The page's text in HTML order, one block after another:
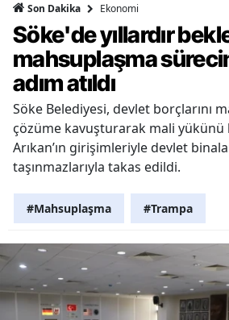
Son Dakika Ekonomi
Söke'de yıllardır
mahsuplaşma
adım atıldı
Söke Belediyesi, devlet borçlarını
çözüme kavuşturarak mali yükünü
Arıkan’ın girişimleriyle devlet
taşınmazlarıyla takas edildi.
#Mahsuplaşma #Trampa